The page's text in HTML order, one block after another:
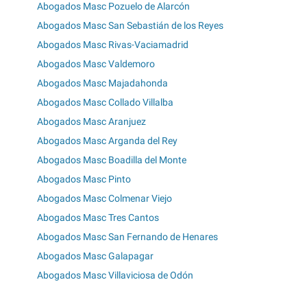
Abogados Masc Pozuelo de Alarcón
Abogados Masc San Sebastián de los Reyes
Abogados Masc Rivas-Vaciamadrid
Abogados Masc Valdemoro
Abogados Masc Majadahonda
Abogados Masc Collado Villalba
Abogados Masc Aranjuez
Abogados Masc Arganda del Rey
Abogados Masc Boadilla del Monte
Abogados Masc Pinto
Abogados Masc Colmenar Viejo
Abogados Masc Tres Cantos
Abogados Masc San Fernando de Henares
Abogados Masc Galapagar
Abogados Masc Villaviciosa de Odón